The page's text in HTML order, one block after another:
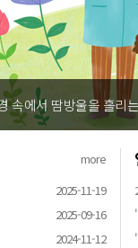
속에서 땀방울을 흘리
more
2025-11-19
2025-09-16
2024-11-12